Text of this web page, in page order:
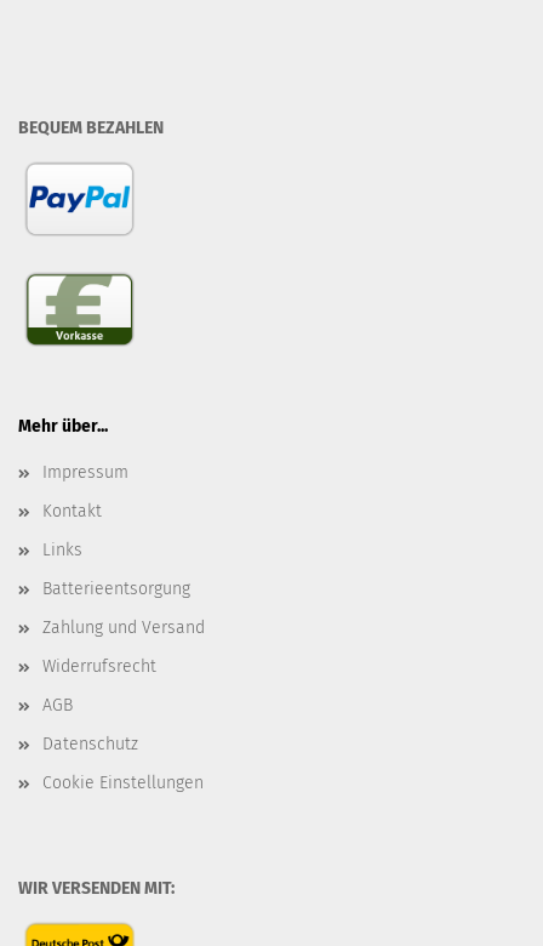
BEQUEM BEZAHLEN
Mehr über...
Impressum
Kontakt
Links
Batterieentsorgung
Zahlung und Versand
Widerrufsrecht
AGB
Datenschutz
Cookie Einstellungen
WIR VERSENDEN MIT: